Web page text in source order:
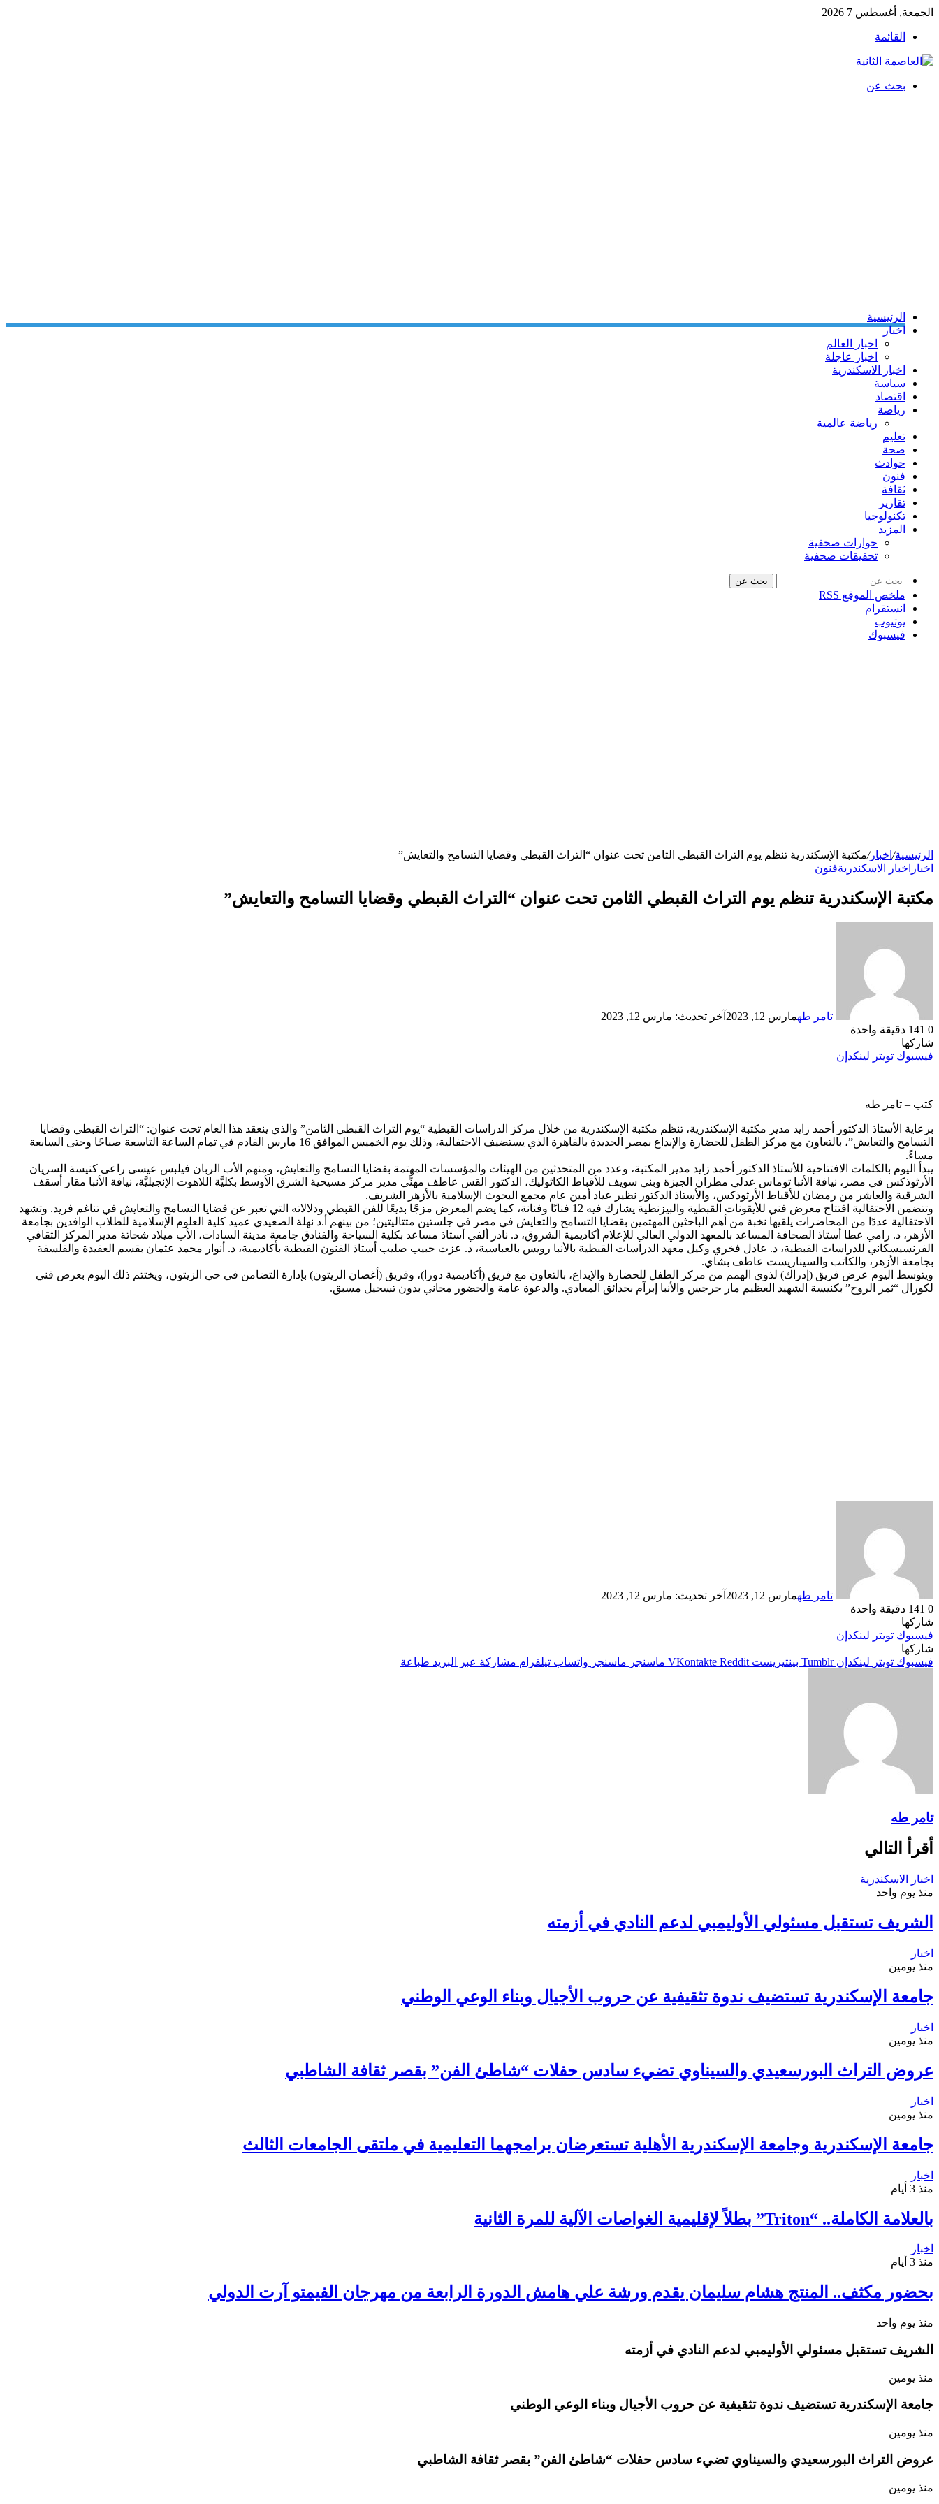
الجمعة, أغسطس 7 2026
القائمة
بحث عن
الرئيسية
اخبار
اخبار العالم
اخبار عاجلة
اخبار الاسكندرية
سياسة
اقتصاد
رياضة
رياضة عالمية
تعليم
صحة
حوادث
فنون
ثقافة
تقارير
تكنولوجيا
المزيد
حوارات صحفية
تحقيقات صحفية
بحث عن
ملخص الموقع RSS
انستقرام
يوتيوب
فيسبوك
الرئيسية/ اخبار/مكتبة الإسكندرية تنظم يوم التراث القبطي الثامن تحت عنوان “التراث القبطي وقضايا التسامح والتعايش”
اخبار اخبار الاسكندريةفنون
مكتبة الإسكندرية تنظم يوم التراث القبطي الثامن تحت عنوان “التراث القبطي وقضايا التسامح والتعايش”
تامر طهمارس 12, 2023
آخر تحديث: مارس 12, 2023
0
دقيقة واحدة
شاركها
فيسبوك تويتر لينكدإن
كتب – تامر طه
برعاية الأستاذ الدكتور أحمد زايد مدير مكتبة الإسكندرية، تنظم مكتبة الإسكندرية من خلال مركز الدراسات القبطية “يوم التراث القبطي الثامن” والذي ينعقد هذا العام تحت عنوان: “التراث القبطي وقضايا
التسامح والتعايش”، بالتعاون مع مركز الطفل للحضارة والإبداع بمصر الجديدة بالقاهرة الذي يستضيف الاحتفالية، وذلك يوم الخميس الموافق 16 مارس القادم في تمام الساعة التاسعة صباحًا وحتى السابعة
مساءً.
يبدأ اليوم بالكلمات الافتتاحية للأستاذ الدكتور أحمد زايد مدير المكتبة، وعدد من المتحدثين من الهيئات والمؤسسات المهتمة بقضايا التسامح والتعايش، ومنهم الأب الربان فيلبس عيسى راعى كنيسة السريان
الأرثوذكس في مصر، نيافة الأنبا توماس عدلي مطران الجيزة وبني سويف للأقباط الكاثوليك، الدكتور القس عاطف مهنَّي مدير مركز مسيحية الشرق الأوسط بكليَّة اللاهوت الإنجيليَّة، نيافة الأنبا مقار أسقف
الشرقية والعاشر من رمضان للأقباط الأرثوذكس، والأستاذ الدكتور نظير عياد أمين عام مجمع البحوث الإسلامية بالأزهر الشريف.
وتتضمن الاحتفالية افتتاح معرض فني للأيقونات القبطية والبيزنطية يشارك فيه 12 فنانًا وفنانة، كما يضم المعرض مزجًا بديعًا للفن القبطي ودلالاته التي تعبر عن قضايا التسامح والتعايش في تناغم فريد. وتشهد
الاحتفالية عددًا من المحاضرات يلقيها نخبة من أهم الباحثين المهتمين بقضايا التسامح والتعايش في مصر في جلستين متتاليتين؛ من بينهم أ.د نهلة الصعيدي عميد كلية العلوم الإسلامية للطلاب الوافدين بجامعة
الأزهر، د. رامي عطا أستاذ الصحافة المساعد بالمعهد الدولي العالي للإعلام أكاديمية الشروق، د. نادر ألفي أستاذ مساعد بكلية السياحة والفنادق جامعة مدينة السادات، الأب ميلاد شحاتة مدير المركز الثقافي
الفرنسيسكاني للدراسات القبطية، د. عادل فخري وكيل معهد الدراسات القبطية بالأنبا رويس بالعباسية، د. عزت حبيب صليب أستاذ الفنون القبطية بأكاديمية، د. أنوار محمد عثمان بقسم العقيدة والفلسفة
بجامعة الأزهر، والكاتب والسيناريست عاطف بشاي.
ويتوسط اليوم عرض فريق (إدراك) لذوي الهمم من مركز الطفل للحضارة والإبداع، بالتعاون مع فريق (أكاديمية دورا)، وفريق (أغصان الزيتون) بإدارة التضامن في حي الزيتون، ويختتم ذلك اليوم بعرض فني
لكورال “ثمر الروح” بكنيسة الشهيد العظيم مار جرجس والأنبا إبرآم بحدائق المعادي. والدعوة عامة والحضور مجاني بدون تسجيل مسبق.
تامر طهمارس 12, 2023
آخر تحديث: مارس 12, 2023
0
دقيقة واحدة
شاركها
فيسبوك تويتر لينكدإن
شاركها
فيسبوك تويتر لينكدإن بينتيريست ماسنجر ماسنجر واتساب تيلقرام مشاركة عبر البريد طباعة
تامر طه
أقرأ التالي
اخبار الاسكندرية
منذ يوم واحد
الشريف تستقبل مسئولي الأوليمبي لدعم النادي في أزمته
اخبار
منذ يومين
جامعة الإسكندرية تستضيف ندوة تثقيفية عن حروب الأجيال وبناء الوعي الوطني
اخبار
منذ يومين
عروض التراث البورسعيدي والسيناوي تضيء سادس حفلات “شاطئ الفن” بقصر ثقافة الشاطبي
اخبار
منذ يومين
جامعة الإسكندرية وجامعة الإسكندرية الأهلية تستعرضان برامجهما التعليمية في ملتقى الجامعات الثالث
اخبار
منذ 3 أيام
بالعلامة الكاملة.. “Triton” بطلاً لإقليمية الغواصات الآلية للمرة الثانية
اخبار
منذ 3 أيام
بحضور مكثف.. المنتج هشام سليمان يقدم ورشة علي هامش الدورة الرابعة من مهرجان الفيمتو آرت الدولي
منذ يوم واحد
الشريف تستقبل مسئولي الأوليمبي لدعم النادي في أزمته
منذ يومين
جامعة الإسكندرية تستضيف ندوة تثقيفية عن حروب الأجيال وبناء الوعي الوطني
منذ يومين
عروض التراث البورسعيدي والسيناوي تضيء سادس حفلات “شاطئ الفن” بقصر ثقافة الشاطبي
منذ يومين